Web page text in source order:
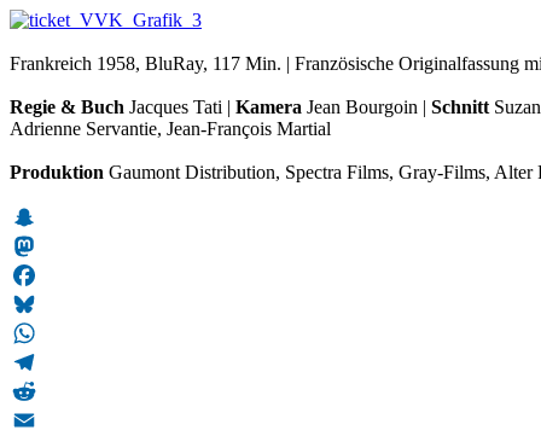
Frankreich 1958, BluRay, 117 Min. | Französische Originalfassung
Regie & Buch Jacques Tati | Kamera Jean Bourgoin | Schnitt
Adrienne Servantie, Jean-François Martial
Produktion Gaumont Distribution, Spectra Films, Gray-Films, Alter
Snapchat
Mastodon
Facebook
Bluesky
WhatsApp
Telegram
Reddit